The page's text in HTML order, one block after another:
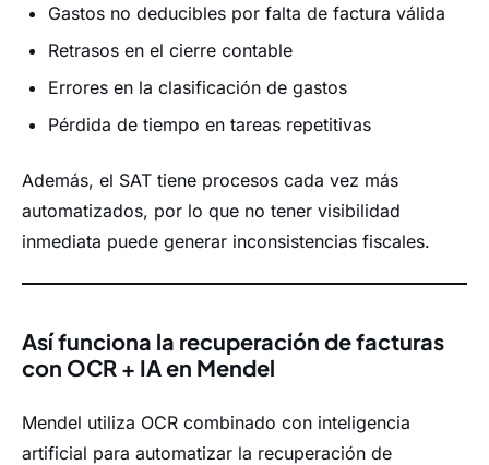
Gastos no deducibles por falta de factura válida
Retrasos en el cierre contable
Errores en la clasificación de gastos
Pérdida de tiempo en tareas repetitivas
Además, el SAT tiene procesos cada vez más
automatizados, por lo que no tener visibilidad
inmediata puede generar inconsistencias fiscales.
Así funciona la recuperación de facturas
con OCR + IA en Mendel
Mendel utiliza OCR combinado con inteligencia
artificial para automatizar la recuperación de